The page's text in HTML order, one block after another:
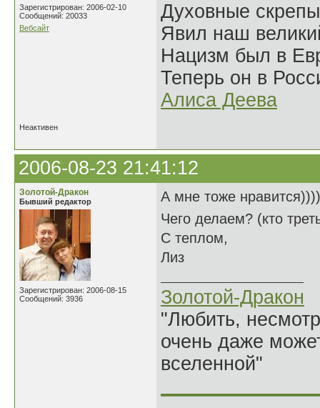
Зарегистрирован: 2006-02-10
Сообщений: 20033
Вебсайт
Духовные
Явил наш
Нацизм был в
Теперь он в
Алиса Деева
Неактивен
2006-08-23 21:41:12
Золотой-Дракон
Бывший редактор
Зарегистрирован: 2006-08-15
Сообщений: 3936
А мне тоже нравится))))
Чего делаем? (кто
С теплом,
Лиз
Золотой-Дракон
"Любить,
очень даже
вселенной"